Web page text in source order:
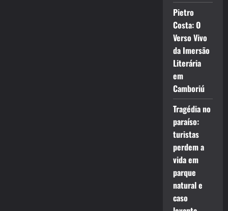
Pietro
Costa: O
Verso Vivo
da Imersão
Literária
em
Camboriú
Tragédia no
paraíso:
turistas
perdem a
vida em
parque
natural e
caso